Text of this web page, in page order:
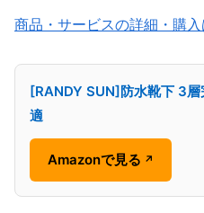
商品・サービスの詳細・購入
[RANDY SUN]防水靴下 3
適
Amazonで見る ↗